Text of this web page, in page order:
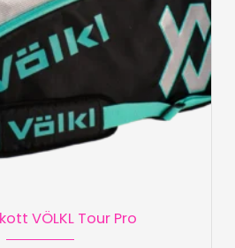
VÖLKL Tour Pro